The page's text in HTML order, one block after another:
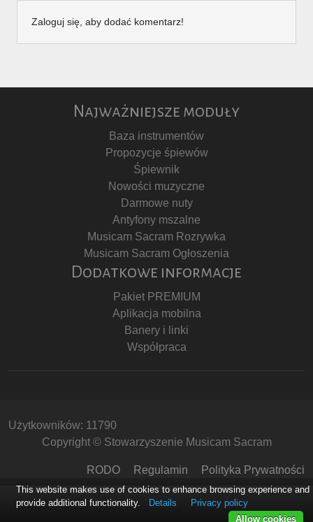
Zaloguj się, aby dodać komentarz!
Najważniejsze moduły
Baza instrumentów
Propozycje śpiewów
Śpiewnik
Nowości muzyczne
Darmowe nuty
Antyfony mszalne
Musicam Sacram Rozrywka
Musicam Sacram Ogłoszenia
Dodatkowe informacje
Pakiet PREMIUM
Aplikacja mobilna
Banery i linki
Współpraca
Użytkowników: 11790
Copyright © Stowarzyszenie Musicam Sacram
RODO Regulamin Polityka Prywatności
This website makes use of cookies to enhance browsing experience and
provide additional functionality.
Details
Privacy policy
Allow cookies